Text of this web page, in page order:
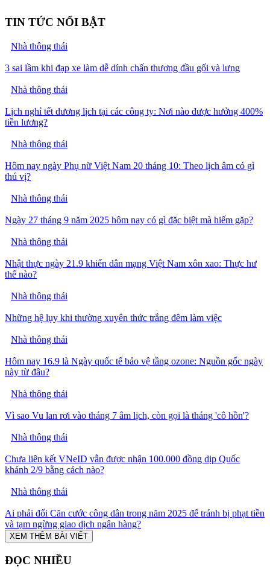
TIN TỨC NỔI BẬT
Nhà thông thái
3 sai lầm khi đạp xe làm dễ dính chấn thương đầu gối và lưng
Nhà thông thái
Lịch nghỉ tết dương lịch tại các công ty: Nơi nào được hưởng 400%
tiền lương?
Nhà thông thái
Hôm nay ngày Phụ nữ Việt Nam 20 tháng 10: Theo lịch âm có gì
thú vị?
Nhà thông thái
Ngày 27 tháng 9 năm 2025 hôm nay có gì đặc biệt mà hiếm gặp?
Nhà thông thái
Nhật thực ngày 21.9 khiến dân mạng Việt Nam xôn xao: Thực hư
thế nào?
Nhà thông thái
Những hệ lụy khi thường xuyên thức trắng đêm làm việc
Nhà thông thái
Hôm nay 16.9 là Ngày quốc tế bảo vệ tầng ozone: Nguồn gốc ngày
này từ đâu?
Nhà thông thái
Vì sao Vu lan rơi vào tháng 7 âm lịch, còn gọi là tháng 'cô hồn'?
Nhà thông thái
Chưa liên kết VNeID vẫn được nhận 100.000 đồng dịp Quốc
khánh 2/9 bằng cách nào?
Nhà thông thái
Ai phải đổi Căn cước công dân trong năm 2025 để tránh bị phạt tiền
và tạm ngừng giao dịch ngân hàng?
XEM THÊM BÀI VIẾT
ĐỌC NHIỀU